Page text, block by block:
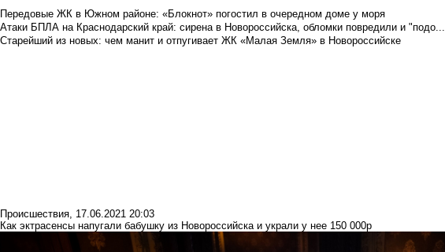
Передовые ЖК в Южном районе: «Блокнот» погостил в очередном доме у моря
Атаки БПЛА на Краснодарский край: сирена в Новороссийска, обломки повредили и "подо...
Старейший из новых: чем манит и отпугивает ЖК «Малая Земля» в Новороссийске
Происшествия, 17.06.2021 20:03
Как эктрасенсы напугали бабушку из Новороссийска и украли у нее 150 000р